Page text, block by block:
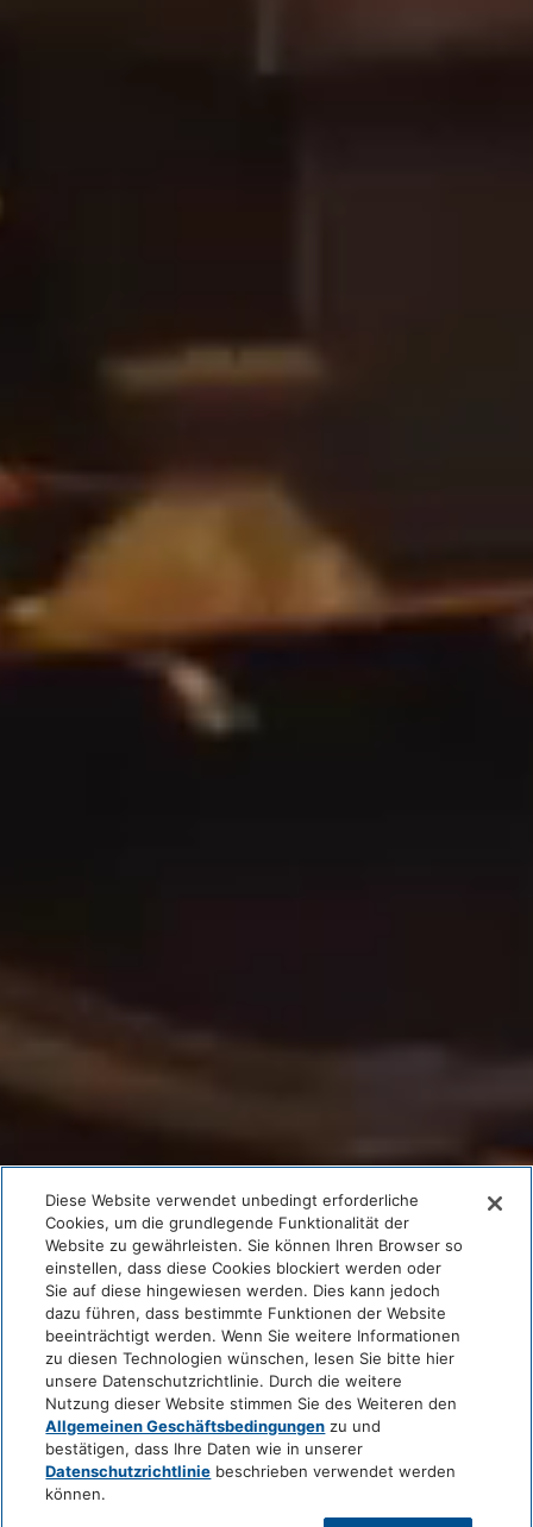
Diese Website verwendet unbedingt erforderliche
Cookies, um die grundlegende Funktionalität der
Website zu gewährleisten. Sie können Ihren Browser so
einstellen, dass diese Cookies blockiert werden oder
Sie auf diese hingewiesen werden. Dies kann jedoch
dazu führen, dass bestimmte Funktionen der Website
beeinträchtigt werden. Wenn Sie weitere Informationen
zu diesen Technologien wünschen, lesen Sie bitte hier
unsere Datenschutzrichtlinie. Durch die weitere
Nutzung dieser Website stimmen Sie des Weiteren den
Allgemeinen Geschäftsbedingungen zu und
bestätigen, dass Ihre Daten wie in unserer
Datenschutzrichtlinie beschrieben verwendet werden
können.